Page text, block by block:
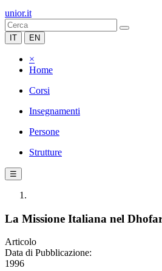
unior.it
IT EN
×
Home
Corsi
Insegnamenti
Persone
Strutture
☰
La Missione Italiana nel
Articolo
Data di Pubblicazione:
1996